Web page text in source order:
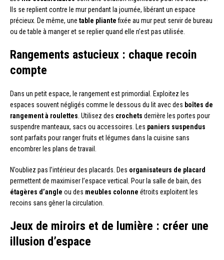
Ils se replient contre le mur pendant la journée, libérant un espace
précieux. De même, une table pliantefixée au mur peut servir de bureau
ou de table à manger et se replier quand elle n’est pas utilisée.
Rangements astucieux : chaque recoin
compte
Dans un petit espace, le rangement est primordial. Exploitez les
espaces souvent négligés comme le dessous du lit avec des boîtes de
rangement à roulettes . Utilisez des crochets derrière les portes pour
suspendre manteaux, sacs ou accessoires. Les paniers suspendus
sont parfaits pour ranger fruits et légumes dans la cuisine sans
encombrer les plans de travail.
N’oubliez pas l’intérieur des placards. Des organisateurs de placard
permettent de maximiser l’espace vertical. Pour la salle de bain, des
étagères d’angle ou des meubles colonne étroits exploitent les
recoins sans gêner la circulation.
Jeux de miroirs et de lumière : créer une
illusion d’espace